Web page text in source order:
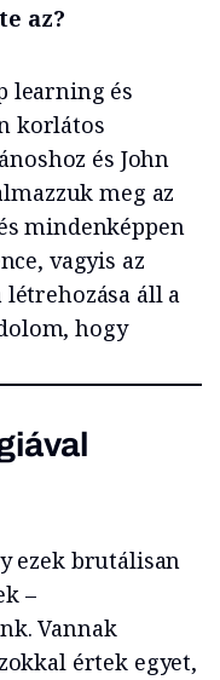
az?
learning és
korlátos
és John
meg az
mindenképpen
, vagyis az
áll a
hogy
ezek brutálisan
–
.Vannak
értek egyet,